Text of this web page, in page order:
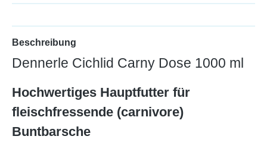
Beschreibung
Dennerle Cichlid Carny Dose 1000 ml
Hochwertiges Hauptfutter für
fleischfressende (carnivore)
Buntbarsche